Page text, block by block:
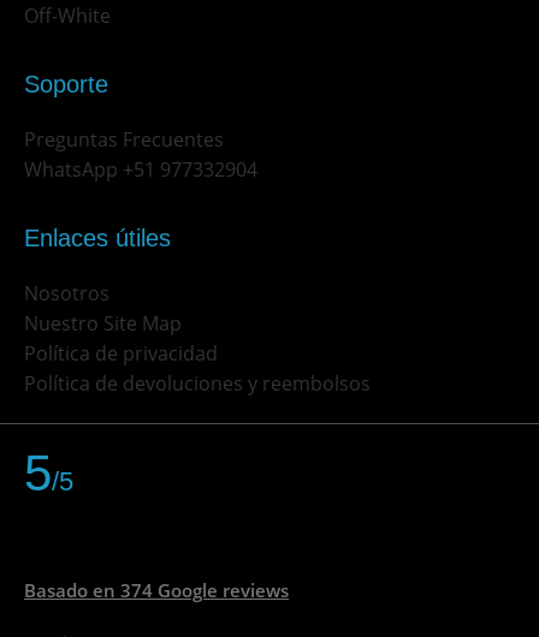
Off-White
Soporte
Preguntas Frecuentes
WhatsApp +51 977332904
Enlaces útiles
Nosotros
Nuestro Site Map
Política de privacidad
Política de devoluciones y reembolsos
5/5
Basado en 374 Google reviews